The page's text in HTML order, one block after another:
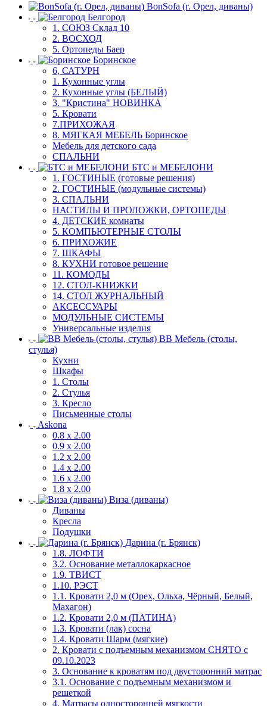
BonSofa (г. Орел, диваны)
Белгород
1. СОЮЗ Склад 10
2. ВОСХОД
5. Ортопеды Баер
Боринское
6, САТУРН
1. Кухонные углы
2. Кухонные углы (БЕЛЫЙ)
3. "Кристина" НОВИНКА
5. Кровати
7.ПРИХОЖАЯ
8. МЯГКАЯ МЕБЕЛЬ Боринское
Мебель для детского сада
СПАЛЬНИ
БТС и МЕБЕЛОНИ
1. ГОСТИНЫЕ (готовые решения)
2. ГОСТИНЫЕ (модульные системы)
3. СПАЛЬНИ
НАСТИЛЫ И ПРОЛОЖКИ, ОРТОПЕДЫ
4. ДЕТСКИЕ комнаты
5. КОМПЬЮТЕРНЫЕ СТОЛЫ
6. ПРИХОЖИЕ
7. ШКАФЫ
8. КУХНИ готовое решение
11. КОМОДЫ
12. СТОЛ-КНИЖКИ
14. СТОЛ ЖУРНАЛЬНЫЙ
АКСЕССУАРЫ
МОДУЛЬНЫЕ СИСТЕМЫ
Универсальные изделия
ВВ Мебель (столы,
стулья)
Кухни
Шкафы
1. Столы
2. Стулья
3. Кресло
Письменные столы
Askona
0.8 х 2.00
0.9 х 2.00
1.2 х 2.00
1.4 х 2.00
1.6 х 2.00
1.8 х 2.00
Виза (диваны)
Диваны
Кресла
Подушки
Дарина (г. Брянск)
1.8. ЛОФТИ
3.2. Основание металлокаркасное
1.9. ТВИСТ
1.10. РЭСТ
1.1. Кровати 2,0 м (Орех, Ольха, Чёрный, Белый,
Махагон)
1.2. Кровати 2,0 м (ПАТИНА)
1.3. Кровати (лак) сосна
1.4. Кровати Шарм (мягкие)
2. Кровати с подъемным механизмом СНЯТО с
09.10.2023
3. Основание к кроватям под двусторонний матрас
3.1. Основание с подъемным механизмом и
решеткой
4. Матрасы односторонней мягкости